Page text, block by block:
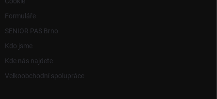
Formuláře
SENIOR PAS Brno
Kdo jsme
Kde nás najdete
Velkoobchodní spolupráce